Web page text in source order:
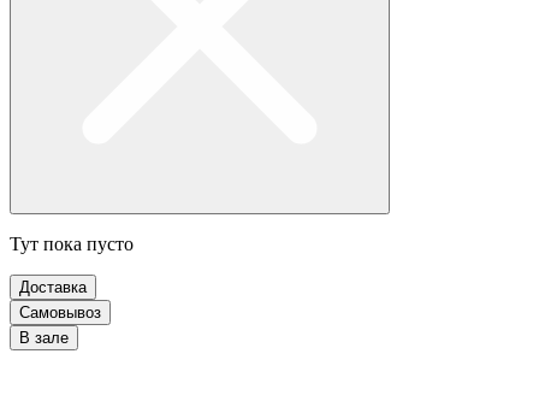
Тут пока пусто
Доставка
Самовывоз
В зале